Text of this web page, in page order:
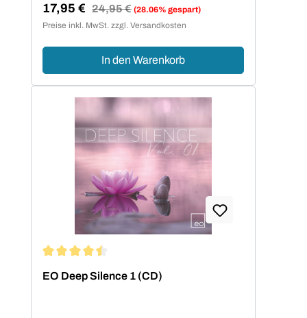
Verkaufspreis:
17,95 € Regulärer Preis:
24,95 € (28.06% gespart)
Preise inkl. MwSt. zzgl. Versandkosten
In den Warenkorb
EO Deep Silence 1 (CD)